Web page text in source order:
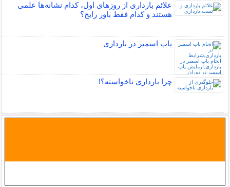
علائم بارداری از روزهای اول، کدام نشانه‌ها علمی
هستند و کدام فقط باور رایج؟
پاپ اسمیر در بارداری
چرا بارداری ناخواسته؟!